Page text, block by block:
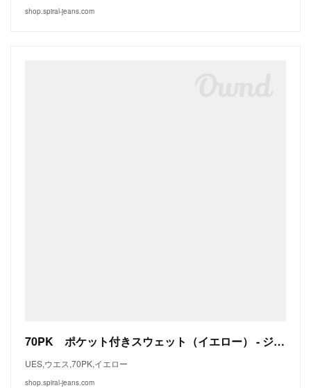
shop.spiral-jeans.com
70PK ポケット付きスウェット（イエロー） - ジーンズショップSpiral spiral-net
UES,ウエス,70PK,イエロー
shop.spiral-jeans.com